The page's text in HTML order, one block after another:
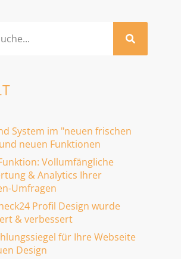
System im "neuen frischen
neuen Funktionen
Vollumfängliche
& Analytics Ihrer
Umfragen
Profil Design wurde
& verbessert
für Ihre Webseite
Design